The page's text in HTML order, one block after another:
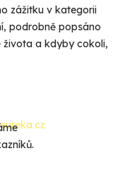
zážitku v kategorii
podrobně popsáno
života a kdyby cokoli,